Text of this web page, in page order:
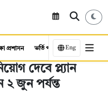
প্রশাসন ভর্তি পরীক্ষা কর্মসংস্থান
Eng
দেবে প্ল্যান
২ জুন পর্যন্ত